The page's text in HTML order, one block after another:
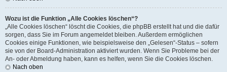
Wozu ist die Funktion „Alle Cookies löschen“?
„Alle Cookies löschen“ löscht die Cookies, die phpBB erstellt hat und die dafür
sorgen, dass Sie im Forum angemeldet bleiben. Außerdem ermöglichen
Cookies einige Funktionen, wie beispielsweise den „Gelesen“-Status – sofern
sie von der Board-Administration aktiviert wurden. Wenn Sie Probleme bei der
An- oder Abmeldung haben, kann es helfen, wenn Sie die Cookies löschen.
Nach oben